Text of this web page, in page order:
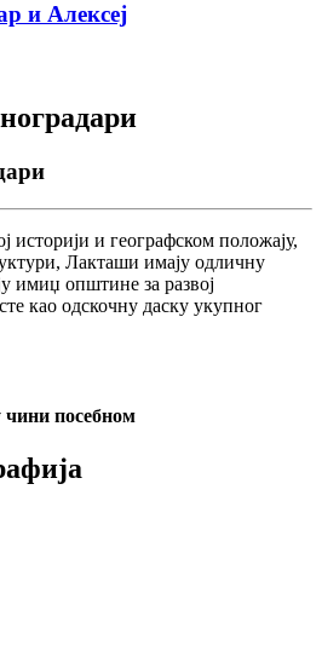
и Алексеј
историји и географском положају,
Лакташи имају одличну
имиџ општине за развој
као одскочну даску укупног
посебном